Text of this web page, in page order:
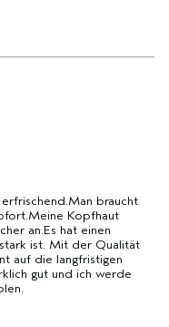
braucht
Kopfhaut
an.Es hat einen
ist. Mit der Qualität
auf die langfristigen
gut und ich werde